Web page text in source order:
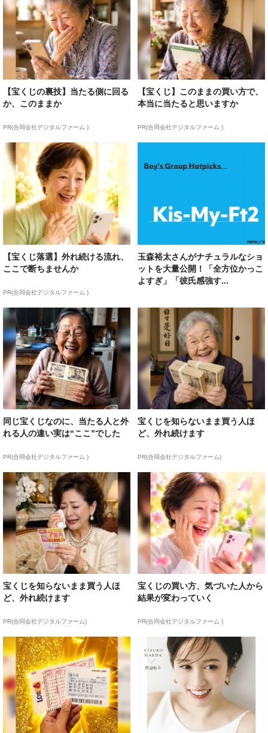
【宝くじの裏技】当たる側に回る
か、このままか
PR(合同会社デジタルファーム )
【宝くじ】このままの買い方で、
本当に当たると思いますか
PR(合同会社デジタルファーム )
【宝くじ落選】外れ続ける流れ、
ここで断ちませんか
PR(合同会社デジタルファーム )
玉森裕太さんがナチュラルなショ
ットを大量公開！「全方位かっこ
よすぎ」「彼氏感強す...
同じ宝くじなのに、当たる人と外
れる人の違い実は“ここ”でした
PR(合同会社デジタルファーム )
宝くじを知らないまま買う人ほ
ど、外れ続けます
PR(合同会社デジタルファーム)
宝くじを知らないまま買う人ほ
ど、外れ続けます
PR(合同会社デジタルファーム)
宝くじの買い方、気づいた人から
結果が変わっていく
PR(合同会社デジタルファーム )